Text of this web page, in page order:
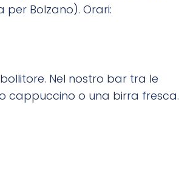
Bolzano). Orari:
bollitore. Nel nostro bar tra le
cappuccino o una birra fresca.